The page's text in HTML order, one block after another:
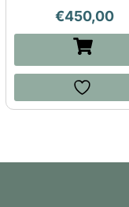
€450,00